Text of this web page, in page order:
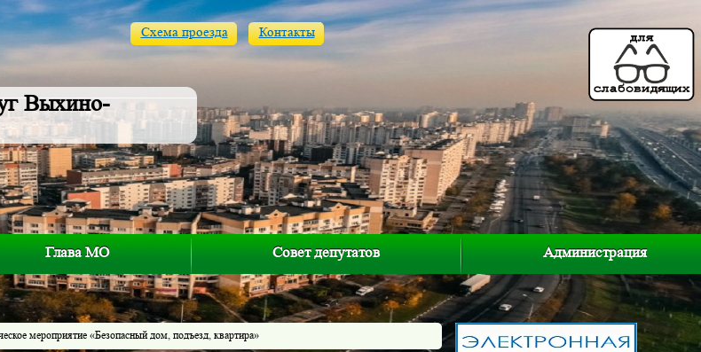
Выхино-
Схема проезда Контакты
Глава МО Совет депутатов Администрация
мероприятие «Безопасный дом, подъезд, квартира»